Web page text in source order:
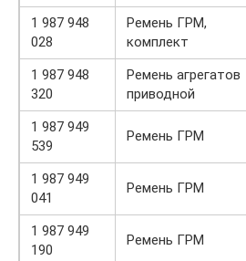
1 987 948
028
Ремень ГРМ,
комплект
1 987 948
320
Ремень агрегатов
приводной
1 987 949
539
Ремень ГРМ
1 987 949
041
Ремень ГРМ
1 987 949
190
Ремень ГРМ